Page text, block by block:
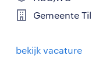
Gemeente
bekijk vacature